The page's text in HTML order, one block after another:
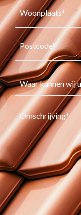
Onderwerp
(Vereist)
Omschrijving
(Vereist)